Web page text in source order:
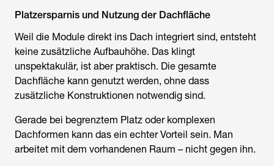
Platzersparnis und Nutzung der Dachfläche
Weil die Module direkt ins Dach integriert sind, entsteht
keine zusätzliche Aufbauhöhe. Das klingt
unspektakulär, ist aber praktisch. Die gesamte
Dachfläche kann genutzt werden, ohne dass
zusätzliche Konstruktionen notwendig sind.
Gerade bei begrenztem Platz oder komplexen
Dachformen kann das ein echter Vorteil sein. Man
arbeitet mit dem vorhandenen Raum – nicht gegen ihn.